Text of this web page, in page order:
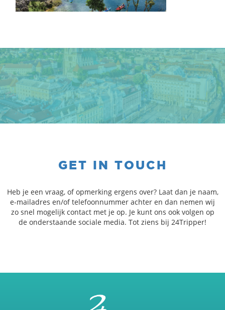
GET IN TOUCH
Heb je een vraag, of opmerking ergens over? Laat dan je naam,
e-mailadres en/of telefoonnummer achter en dan nemen wij
zo snel mogelijk contact met je op. Je kunt ons ook volgen op
de onderstaande sociale media. Tot ziens bij 24Tripper!